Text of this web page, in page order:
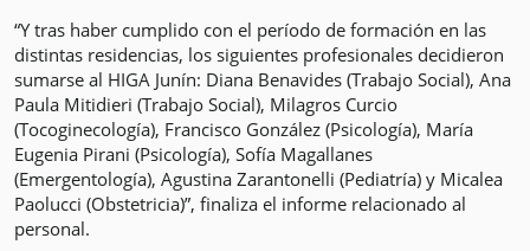
“Y tras haber cumplido con el período de formación en las
distintas residencias, los siguientes profesionales decidieron
sumarse al HIGA Junín: Diana Benavides (Trabajo Social), Ana
Paula Mitidieri (Trabajo Social), Milagros Curcio
(Tocoginecología), Francisco González (Psicología), María
Eugenia Pirani (Psicología), Sofía Magallanes
(Emergentología), Agustina Zarantonelli (Pediatría) y Micalea
Paolucci (Obstetricia)”, finaliza el informe relacionado al
personal.